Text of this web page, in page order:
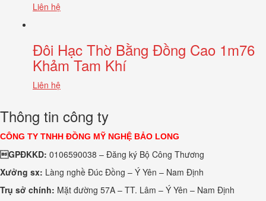
Liên hệ
Đôi Hạc Thờ Bằng Đồng Cao 1m76
Khảm Tam Khí
Liên hệ
Thông tin công ty
CÔNG TY TNHH ĐỒNG MỸ NGHỆ BẢO LONG
GPĐKKD: 0106590038 – Đăng ký Bộ Công Thương
Xưởng sx: Làng nghề Đúc Đồng – Ý Yên – Nam Định
Trụ sở chính: Mặt đường 57A – TT. Lâm – Ý Yên – Nam Định